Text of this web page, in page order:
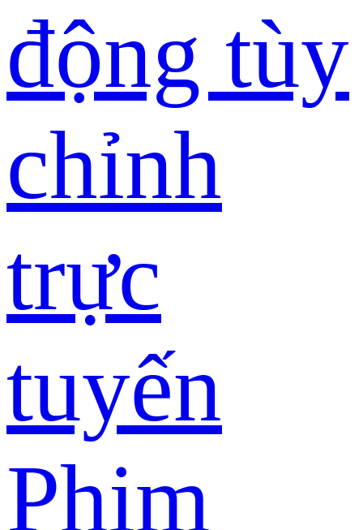
động tùy
chỉnh
trực
tuyến
Phim